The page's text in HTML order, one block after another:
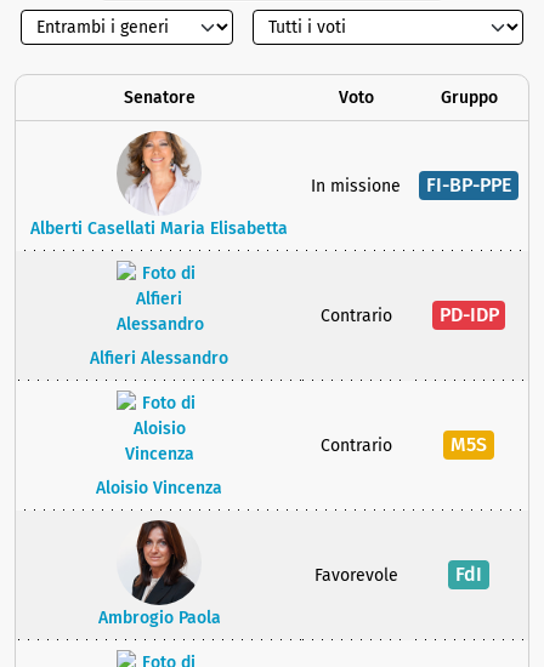
Senatore Voto Gruppo
Alberti Casellati Maria Elisabetta
In missione FI-BP-PPE
Alfieri Alessandro
Contrario PD-IDP
Aloisio Vincenza
Contrario M5S
Ambrogio Paola
Favorevole FdI